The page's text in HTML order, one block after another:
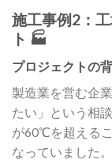
施工事例2：
ト 🏭
プロジェクトの
製造業を営む企
たい」という相
が60℃を超える
なっていました。